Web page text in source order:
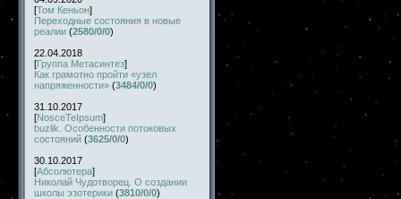
[Том Кеньон]
Переходные состояния в новые
реалии (2580/0/0)
22.04.2018
[Группа Метасинтез]
Как грамотно пройти «узел
напряженности» (3484/0/0)
31.10.2017
[NosceTeIpsum]
buzlik. Особенности потоковых
состояний (3625/0/0)
30.10.2017
[Абсолютера]
Николай Чудотворец. О создании
школы эзотерики (3810/0/0)